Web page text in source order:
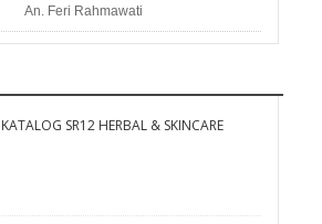
An. Feri Rahmawati
KATALOG SR12 HERBAL & SKINCARE